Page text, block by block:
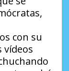
con su
vídeos